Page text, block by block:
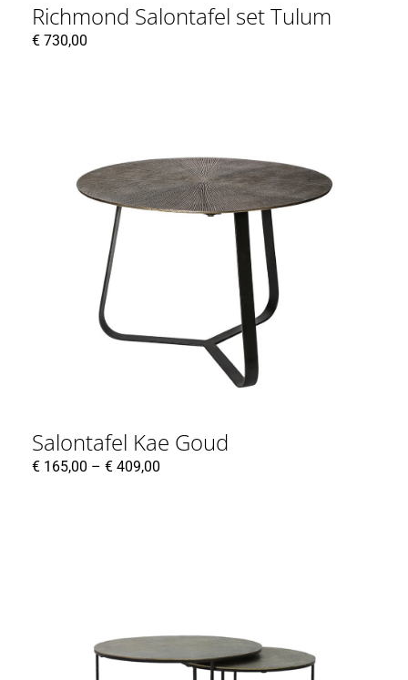
Richmond Salontafel set Tulum
€ 730,00
Salontafel Kae Goud
€ 165,00 – € 409,00